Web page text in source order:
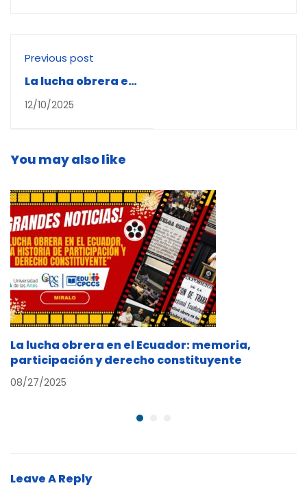
Previous post
La lucha obrera en
el Ecuador:
memoria,
constituyente
12/10/2025
You may also like
La lucha obrera en el Ecuador: memoria,
participación y derecho constituyente
08/27/2025
Leave A Reply